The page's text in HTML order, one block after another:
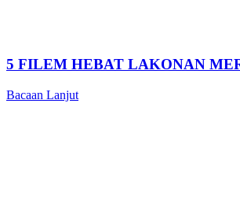
5 FILEM HEBAT LAKONAN
Bacaan Lanjut